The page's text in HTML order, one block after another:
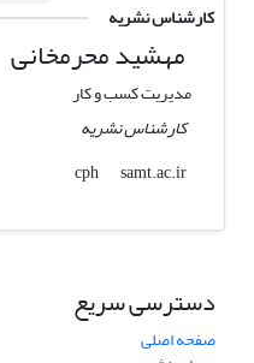
کارشناس نشریه
مهشید محرمخانی
مدیریت کسب و کار
کارشناس نشریه
cph
samt.ac.ir
دسترسی سریع
صفحه اصلی